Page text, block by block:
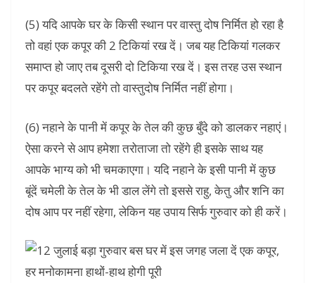
(5) यदि आपके घर के किसी स्थान पर वास्तु दोष निर्मित हो रहा है
तो वहां एक कपूर की 2 टिकियां रख दें। जब यह टिकियां गलकर
समाप्त हो जाए तब दूसरी दो टिकिया रख दें। इस तरह उस स्थान
पर कपूर बदलते रहेंगे तो वास्तुदोष निर्मित नहीं होगा।
(6) नहाने के पानी में कपूर के तेल की कुछ बुँदे को डालकर नहाएं।
ऐसा करने से आप हमेशा तरोताजा तो रहेंगे ही इसके साथ यह
आपके भाग्य को भी चमकाएगा। यदि नहाने के इसी पानी में कुछ
बूंदें चमेली के तेल के भी डाल लेंगे तो इससे राहु, केतु और शनि का
दोष आप पर नहीं रहेगा, लेकिन यह उपाय सिर्फ गुरुवार को ही करें।